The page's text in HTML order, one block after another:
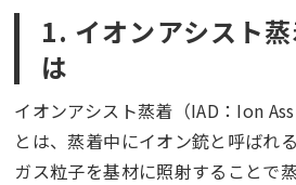
1. イオンアシスト
は
イオンアシスト蒸着（IAD：Ion
とは、蒸着中にイオン銃と呼ばれ
ガス粒子を基材に照射することで